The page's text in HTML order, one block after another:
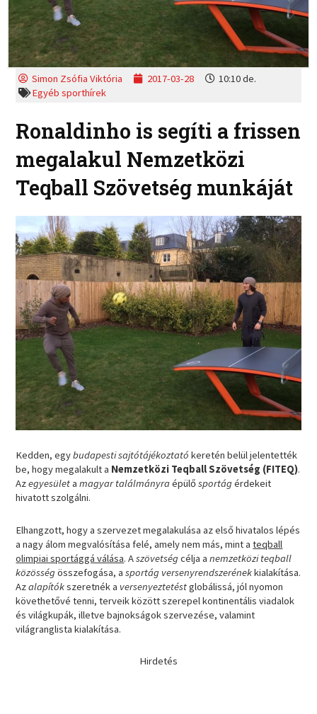
Simon Zsófia Viktória 2017-03-28
10:10 de.
Egyéb sporthírek
Ronaldinho is segíti a frissen
megalakul Nemzetközi
Teqball Szövetség munkáját
Kedden, egybudapesti sajtótájékoztató keretén belül jelentették
be, hogy megalakult a Nemzetközi Teqball Szövetség (FITEQ).
Azegyesületamagyar találmányraépülősportágérdekeit
hivatott szolgálni.
Elhangzott, hogy a szervezet megalakulása az első hivatalos lépés
a nagy álom megvalósítása felé, amely nem más, mint ateqball
olimpiai sportággá válása. Aszövetségcélja anemzetközi teqball
közösségösszefogása, asportág versenyrendszerénekkialakítása.
Azalapítókszeretnék a versenyeztetéstglobálissá, jól nyomon
követhetővé tenni, terveik között szerepel kontinentális viadalok
és világkupák, illetve bajnokságok szervezése, valamint
világranglista kialakítása.
Hirdetés